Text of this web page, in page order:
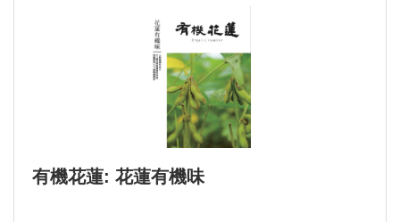
有機花蓮: 花蓮有機味